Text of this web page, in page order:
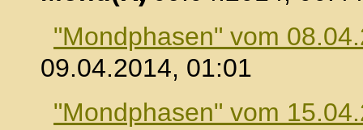
"Mondphasen" vom
09.04.2014, 01:01
"Mondphasen" vom